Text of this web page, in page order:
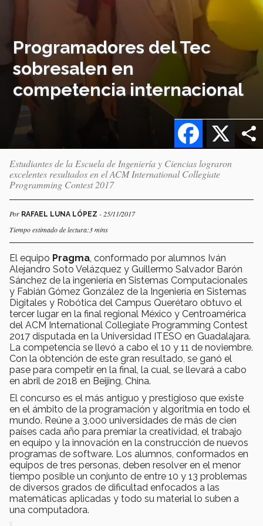
Programadores del Tec
sobresalen en
competencia internacional
X
Facebook
Estudiantes de la Escuela de Ingeniería y Ciencias lograron
excelentes resultados en el ACM International Collegiate
Programming Contest 2017
Por RAFAEL LUNA LÓPEZ - 25/11/2017
Tiempo estimado de lectura:3 mins
El equipo Pragma , conformado por alumnos Iván
Alejandro Soto Velázquez y Guillermo Salvador Barón
Sánchez de la ingeniería en Sistemas Computacionales
y Fabián Gómez González de la Ingeniería en Sistemas
Digitales y Robótica del Campus Querétaro obtuvo el
tercer lugar en la final regional México y Centroamérica
del ACM International Collegiate Programming Contest
2017 disputada en la Universidad ITESO en Guadalajara.
La competencia se llevó a cabo el 10 y 11 de noviembre.
Con la obtención de este gran resultado, se ganó el
pase para competir en la final, la cual, se llevará a cabo
en abril de 2018 en Beijing, China.
El concurso es el más antiguo y prestigioso que existe
en el ámbito de la programación y algoritmia en todo el
mundo. Reúne a 3,000 universidades de más de cien
países cada año para premiar la creatividad, el trabajo
en equipo y la innovación en la construcción de nuevos
programas de software. Los alumnos, conformados en
equipos de tres personas, deben resolver en el menor
tiempo posible un conjunto de entre 10 y 13 problemas
de diversos grados de dificultad enfocados a las
matemáticas aplicadas y todo su material lo suben a
una computadora.